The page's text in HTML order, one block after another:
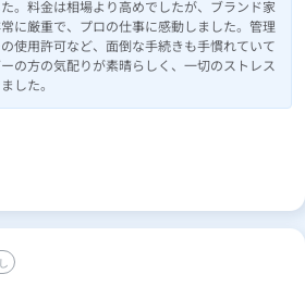
。料金は相場より高めでしたが、ブランド家
に厳重で、プロの仕事に感動しました。管理
使用許可など、面倒な手続きも手慣れていて
の方の気配りが素晴らしく、一切のストレス
した。